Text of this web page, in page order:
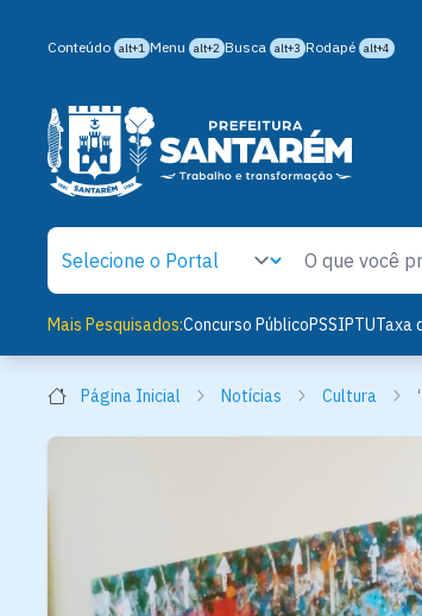
Conteúdo alt+1 Menu alt+2 Busca alt+3 Rodapé alt+4
Mais Pesquisados:Concurso PúblicoPSSIPTUTaxa
Página Inicial Notícias Cultura